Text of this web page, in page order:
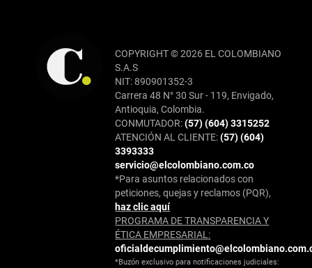
COPYRIGHT © 2026 EL COLOMBIANO
S.A.S
NIT: 890901352-3
Carrera 48 N° 30 Sur - 119, Envigado,
Antioquia, Colombia.
CONMUTADOR:(57) (604) 3315252
ATENCIÓN AL CLIENTE:(57) (604)
3393333
servicio@elcolombiano.com.co
*Para asuntos relacionados con
peticiones, quejas y reclamos (PQR),
haz clic aquí
PROGRAMA DE TRANSPARENCIA Y
ÉTICA EMPRESARIAL:
*Buzón exclusivo para notificaciones judiciales: